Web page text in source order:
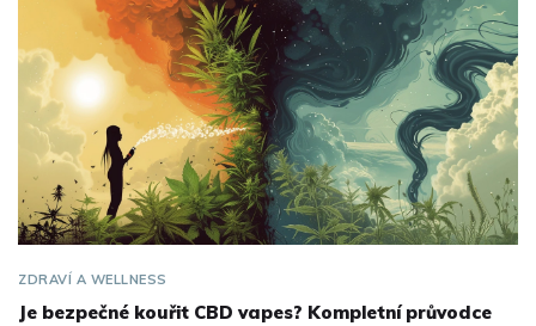
ZDRAVÍ A WELLNESS
Je bezpečné kouřit CBD vapes? Kompletní průvodce